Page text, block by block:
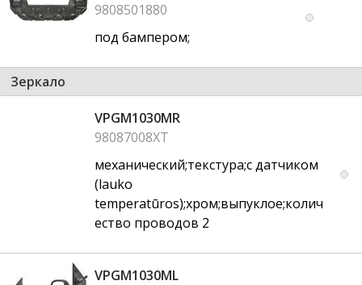
9808501880
под бампером;
Зеркало
VPGM1030MR
98087008XT
механический;текстура;с датчиком
(lauko
temperatūros);хром;выпуклое;колич
ество проводов 2
VPGM1030ML